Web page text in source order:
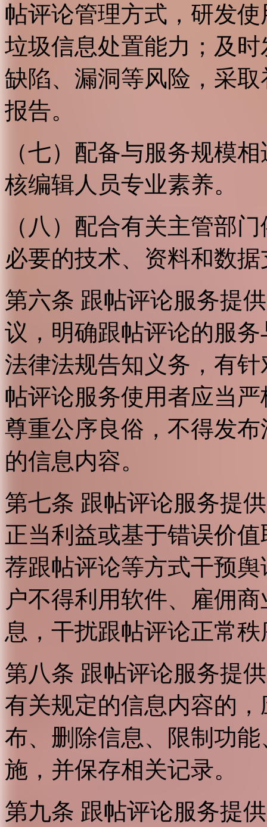
帖评论管理方式，研发
垃圾信息处置能力；及
缺陷、漏洞等风险，采
报告。
（七）配备与服务规模
核编辑人员专业素养。
（八）配合有关主管部
必要的技术、资料和数
第六条 跟帖评论服务提
议，明确跟帖评论的服
法律法规告知义务，有
帖评论服务使用者应当
尊重公序良俗，不得发
的信息内容。
第七条 跟帖评论服务提
正当利益或基于错误价
荐跟帖评论等方式干预
户不得利用软件、雇佣
息，干扰跟帖评论正常
第八条 跟帖评论服务提
有关规定的信息内容的
布、删除信息、限制功
施，并保存相关记录。
第九条 跟帖评论服务提